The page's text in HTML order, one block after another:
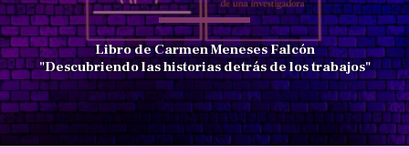
Libro de Carmen Meneses Falcón
"Descubriendo las historias detrás de los trabajos"